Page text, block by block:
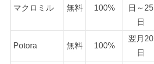
マクロミル 無料 100%
日～25
日
Potora 無料 100%
翌月20
日